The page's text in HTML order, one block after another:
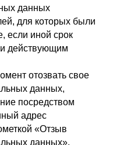
данных
для которых были
если иной срок
действующим
отозвать свое
данных,
посредством
адрес
«Отзыв
данных».